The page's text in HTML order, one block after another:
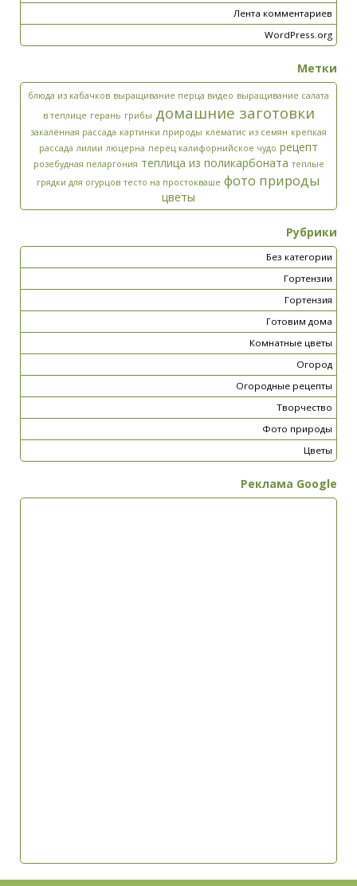
Лента комментариев
WordPress.org
Метки
блюда из кабачков выращивание перца видео выращивание салата
в теплице герань грибы домашние заготовки
закалённая рассада картинки природы клематис из семян крепкая
рассада лилии люцерна перец калифорнийское чудо рецепт
розебудная пеларгония теплица из поликарбоната теплые
грядки для огурцов тесто на простокваше фото природы
цветы
Рубрики
Без категории
Гортензии
Гортензия
Готовим дома
Комнатные цветы
Огород
Огородные рецепты
Творчество
Фото природы
Цветы
Реклама Google